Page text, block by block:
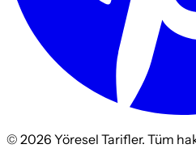
© 2026 Yöresel Tarifler. Tüm